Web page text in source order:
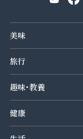
美味
旅行
趣味･教養
健康